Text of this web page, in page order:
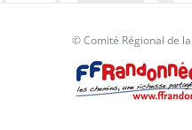
© Comité Régional de